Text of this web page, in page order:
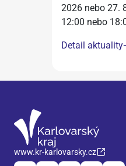
2026 nebo 27.
12:00 nebo
Detail aktuality
www.kr-karlovarsky.cz